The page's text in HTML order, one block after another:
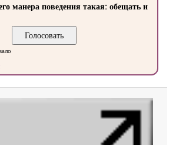
манера поведения такая: обещать и